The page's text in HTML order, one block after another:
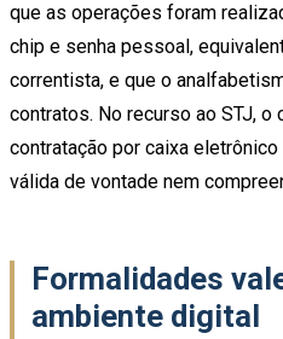
que as operações foram
chip e senha pessoal,
correntista, e que o
contratos. No recurso ao STJ,
contratação por caixa
válida de vontade nem
Formalidades
ambiente digital